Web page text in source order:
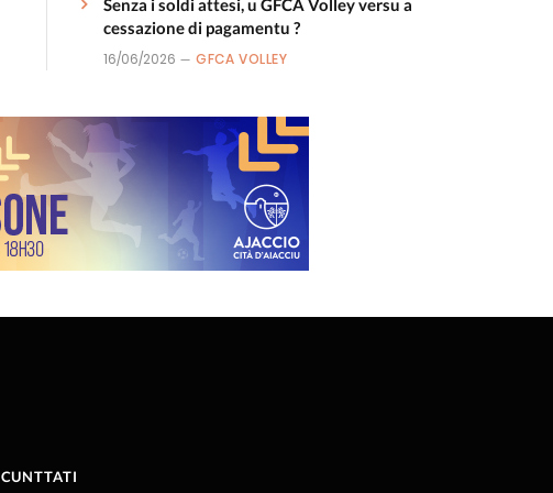
Senza i soldi attesi, u GFCA Volley versu a
cessazione di pagamentu ?
16/06/2026 GFCA VOLLEY
CUNTTATI